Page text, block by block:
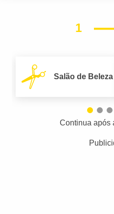
1
Salão de Beleza
Continua após